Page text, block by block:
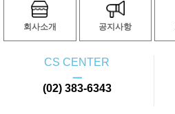
회사소개 공지사항
CS CENTER
ㅡ
(02) 383-6343